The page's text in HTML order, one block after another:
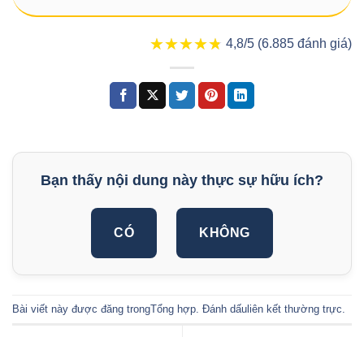
★★★★★
★★★★★ 4,8/5 (6.885 đánh giá)
Bạn thấy nội dung này thực sự hữu ích?
CÓ KHÔNG
Bài viết này được đăng trongTổng hợp . Đánh dấuliên kết thường trực